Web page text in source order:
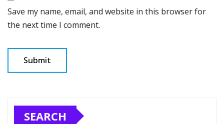
Save my name, email, and website in this browser for
the next time I comment.
SEARCH